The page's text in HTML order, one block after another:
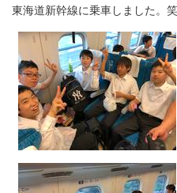
東海道新幹線に乗車しました。